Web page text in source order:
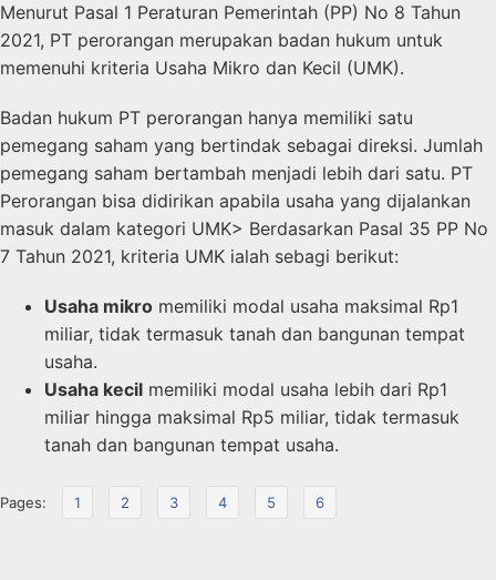
Menurut Pasal 1 Peraturan Pemerintah (PP) No 8 Tahun
2021, PT perorangan merupakan badan hukum untuk
memenuhi kriteria Usaha Mikro dan Kecil (UMK).
Badan hukum PT perorangan hanya memiliki satu
pemegang saham yang bertindak sebagai direksi. Jumlah
pemegang saham bertambah menjadi lebih dari satu. PT
Perorangan bisa didirikan apabila usaha yang dijalankan
masuk dalam kategori UMK> Berdasarkan Pasal 35 PP No
7 Tahun 2021, kriteria UMK ialah sebagi berikut:
Usaha mikro memiliki modal usaha maksimal Rp1
miliar, tidak termasuk tanah dan bangunan tempat
usaha.
Usaha kecil memiliki modal usaha lebih dari Rp1
miliar hingga maksimal Rp5 miliar, tidak termasuk
tanah dan bangunan tempat usaha.
Pages: 1 2 3 4 5 6